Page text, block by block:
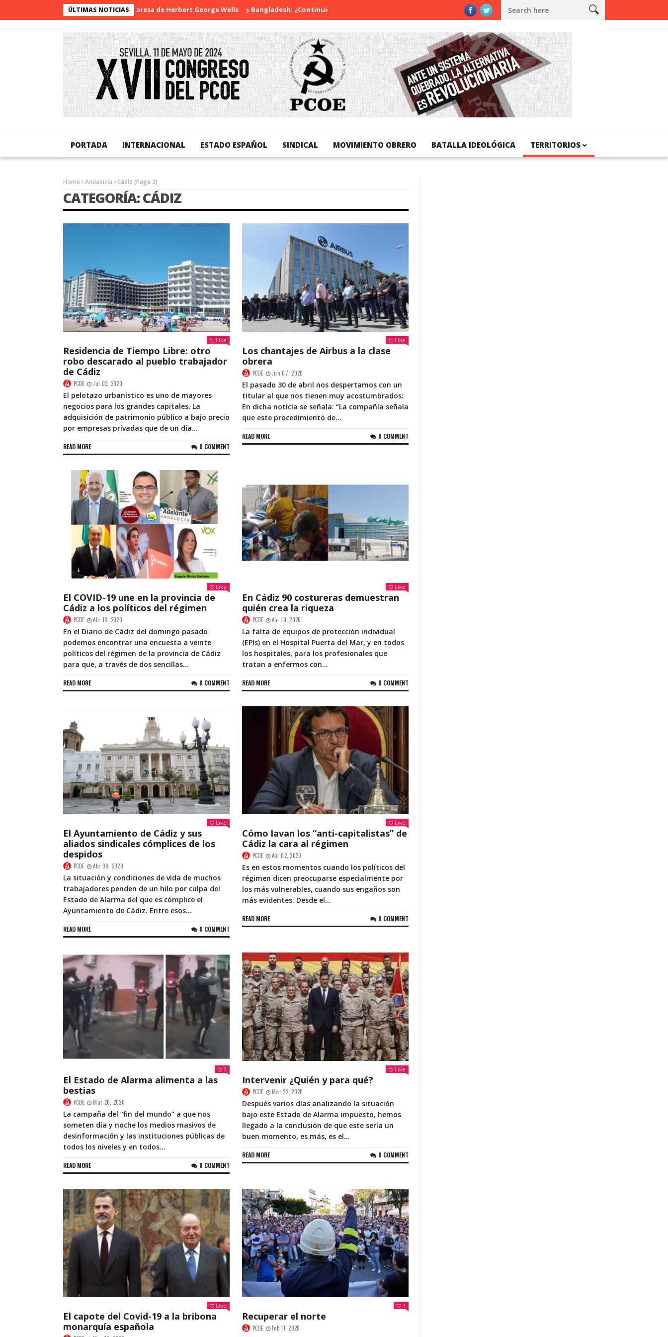
ÚLTIMAS NOTICIAS
La sorpresa de Herbert George Wells Bangladesh: ¿Continuidad o revolución? Diada Nacional de Catalunya
PORTADA INTERNACIONAL ESTADO ESPAÑOL SINDICAL MOVIMIENTO OBRERO BATALLA IDEOLÓGICA TERRITORIOS
Home Andalucía Cádiz (Page 2)
CATEGORÍA: CÁDIZ
Like
Residencia de Tiempo Libre: otro
robo descarado al pueblo trabajador
de Cádiz
PCOE Jul 02, 2020
El pelotazo urbanístico es uno de mayores
negocios para los grandes capitales. La
adquisición de patrimonio público a bajo precio
por empresas privadas que de un día...
READ MORE 0 COMMENT
Like
Los chantajes de Airbus a la clase
obrera
PCOE Jun 07, 2020
El pasado 30 de abril nos despertamos con un
titular al que nos tienen muy acostumbrados:
En dicha noticia se señala: “La compañía señala
que este procedimiento de...
READ MORE 0 COMMENT
Like
El COVID-19 une en la provincia de
Cádiz a los políticos del régimen
PCOE Abr 18, 2020
En el Diario de Cádiz del domingo pasado
podemos encontrar una encuesta a veinte
políticos del régimen de la provincia de Cádiz
para que, a través de dos sencillas...
READ MORE 0 COMMENT
Like
En Cádiz 90 costureras demuestran
quién crea la riqueza
PCOE Abr 10, 2020
La falta de equipos de protección individual
(EPIs) en el Hospital Puerta del Mar, y en todos
los hospitales, para los profesionales que
tratan a enfermos con...
READ MORE 0 COMMENT
Like
El Ayuntamiento de Cádiz y sus
aliados sindicales cómplices de los
despidos
PCOE Abr 08, 2020
La situación y condiciones de vida de muchos
trabajadores penden de un hilo por culpa del
Estado de Alarma del que es cómplice el
Ayuntamiento de Cádiz. Entre esos...
READ MORE 0 COMMENT
Like
Cómo lavan los “anti-capitalistas” de
Cádiz la cara al régimen
PCOE Abr 02, 2020
Es en estos momentos cuando los políticos del
régimen dicen preocuparse especialmente por
los más vulnerables, cuando sus engaños son
más evidentes. Desde el...
READ MORE 0 COMMENT
2
El Estado de Alarma alimenta a las
bestias
PCOE Mar 26, 2020
La campaña del “fin del mundo” a que nos
someten día y noche los medios masivos de
desinformación y las instituciones públicas de
todos los niveles y en todos...
READ MORE 0 COMMENT
Like
Intervenir ¿Quién y para qué?
PCOE Mar 22, 2020
Después varios días analizando la situación
bajo este Estado de Alarma impuesto, hemos
llegado a la conclusión de que este sería un
buen momento, es más, es el...
READ MORE 0 COMMENT
Like
El capote del Covid-19 a la bribona
monarquía española
1
Recuperar el norte
PCOE Feb 11, 2020